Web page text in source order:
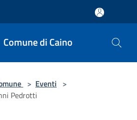
Comune di Caino
> Eventi >
Pedrotti